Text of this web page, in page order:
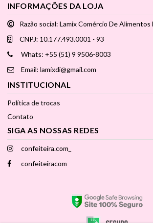
INFORMAÇÕES DA LOJA
Razão social: Lamix Comércio De Alimentos
CNPJ: 10.177.493.0001 - 93
Whats: +55 (51) 9 9506-8003
Email: lamixdi@gmail.com
INSTITUCIONAL
Política de trocas
Contato
SIGA AS NOSSAS REDES
confeiteira.com_
confeiteiracom